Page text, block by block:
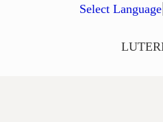
Select Language